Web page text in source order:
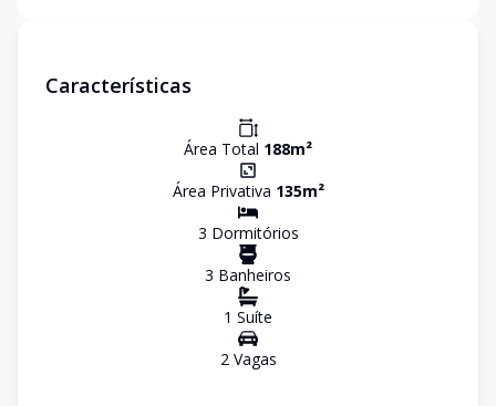
Características
Área Total 188m²
Área Privativa 135m²
3 Dormitórios
3 Banheiros
1 Suíte
2Vagas